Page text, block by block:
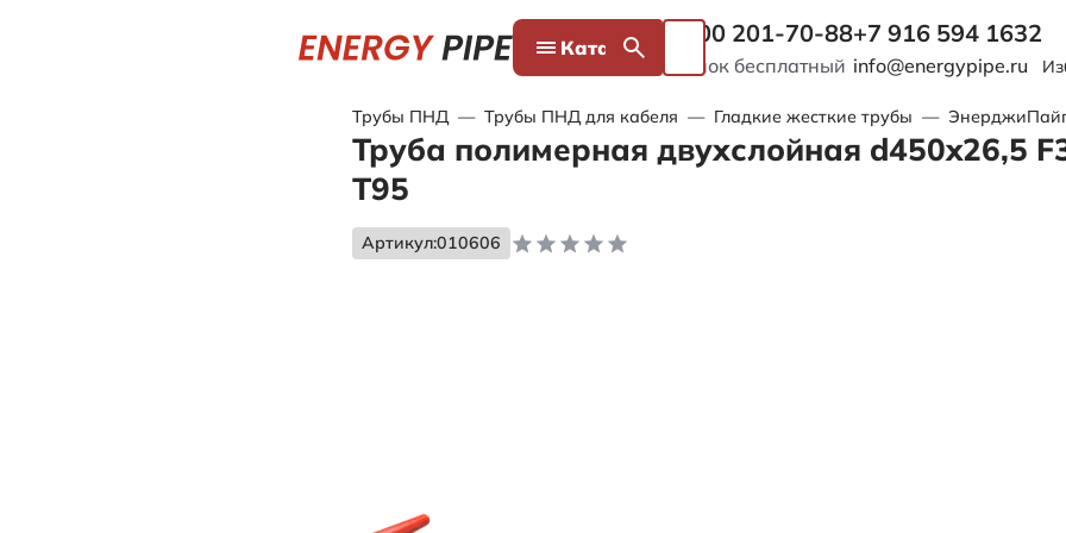
Каталог 8 800 201-70-88
Звонок бесплатный
+7 916 594 1632
info@energypipe.ru
Трубы ПНД — Трубы ПНД для кабеля — Гладкие жесткие трубы —
Труба полимерная двухслойная d450x26,5
Т95
Артикул:010606